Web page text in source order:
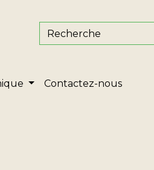
Contactez-nous